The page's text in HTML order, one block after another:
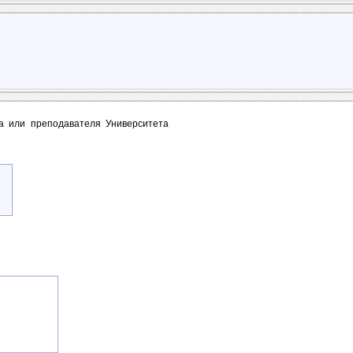
или преподавателя Университета